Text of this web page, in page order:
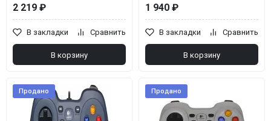
2 219 ₽
В закладки Сравнить
В корзину
1 940 ₽
В закладки Сравнить
В корзину
Продано Продано